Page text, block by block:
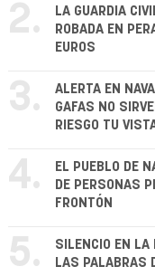
2.
LA GUARDIA
ROBADA EN
EUROS
3.
ALERTA EN
GAFAS NO
RIESGO TU
4.
EL PUEBLO DE
DE PERSONAS
FRONTÓN
5.
SILENCIO EN LA
LAS PALABRAS